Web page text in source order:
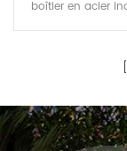
boîtier en acier
puissance
faisceau,
paysager